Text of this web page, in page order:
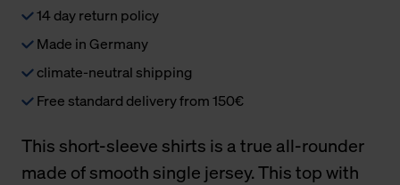
14 day return policy
Made in Germany
climate-neutral shipping
Free standard delivery from 150€
This short-sleeve shirts is a true all-rounder
made of smooth single jersey. This top with